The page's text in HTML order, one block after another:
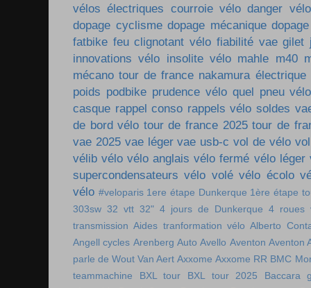
vélos électriques courroie vélo danger vélo
dopage cyclisme dopage mécanique
fatbike feu clignotant vélo fiabilité vae gilet
innovations vélo insolite vélo mahle m40
mécano tour de france nakamura électrique
poids podbike prudence vélo quel pneu vélo
casque rappel conso rappels vélo soldes
de bord vélo tour de france 2025 tour de
vae 2025 vae léger vae usb-c vol de vélo
vélib vélo vélo anglais vélo fermé vélo léger
supercondensateurs vélo volé vélo écolo
vélo #veloparis 1ere étape Dunkerque 1ère étape
303sw 32 vtt 32" 4 jours de Dunkerque 4 roues
transmission Aides tranformation vélo Alberto
Angell cycles Arenberg Auto Avello Aventon Aventon
parle de Wout Van Aert Axxome Axxome RR BMC
teammachine
BXL tour BXL tour 2025
Baccara